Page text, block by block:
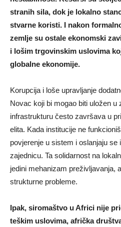
stranih sila, dok je lokalno
stvarne koristi. I nakon
zemlje su ostale ekonomski
i lošim trgovinskim uslovima
globalne ekonomije.
Korupcija i loše upravljanje
Novac koji bi mogao biti uložen
infrastrukturu često završava u
elita. Kada institucije ne
povjerenje u sistem i oslanjaju se
zajednicu. Ta solidarnost na
jedini mehanizam preživljavanja,
strukturne probleme.
Ipak, siromaštvo u Africi nije
teškim uslovima, afrička